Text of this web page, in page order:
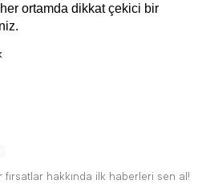
ortamda dikkat çekici bir
hakkında ilk haberleri sen al!